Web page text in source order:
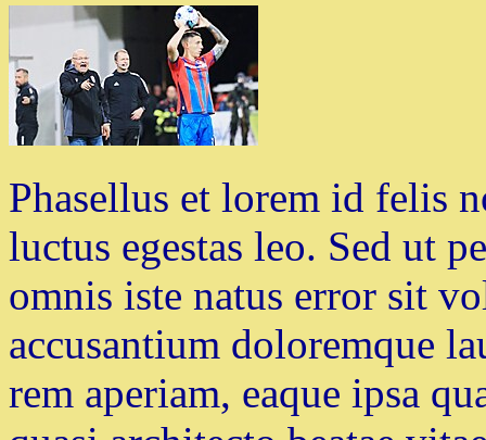
Phasellus et lorem id felis
luctus egestas leo. Sed ut
omnis iste natus error sit
accusantium doloremque
rem aperiam, eaque ipsa